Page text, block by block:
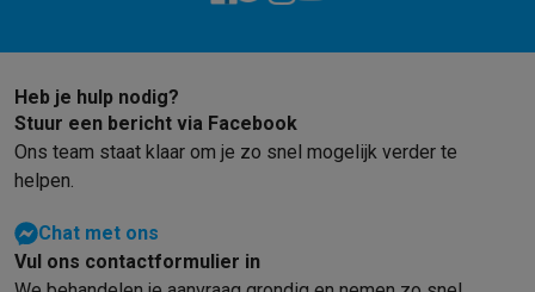
Heb je hulp nodig?
Stuur een bericht via Facebook
Ons team staat klaar om je zo snel mogelijk verder te
helpen.
Chat met ons
Vul ons contactformulier in